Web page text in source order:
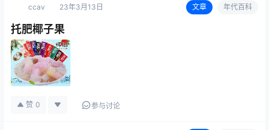
ccav 23年3月13日 文章 年代百科
托肥椰子果
赞 0 参与讨论